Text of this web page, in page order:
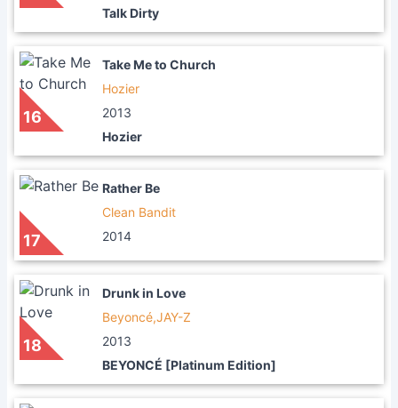
Talk Dirty
16
Take Me to Church
Hozier
2013
Hozier
17
Rather Be
Clean Bandit
2014
18
Drunk in Love
Beyoncé,JAY-Z
2013
BEYONCÉ [Platinum Edition]